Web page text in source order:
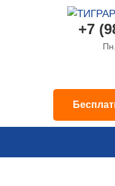
ТИГРАРД-
Юридические и +7